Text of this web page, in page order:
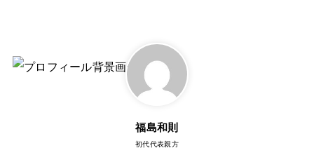
福島和則
初代代表親方